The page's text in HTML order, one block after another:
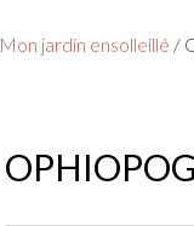
Mon jardin ensolleillé /